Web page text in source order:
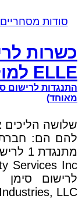
סודות מסחריים
כשרות
ELLE למול ELLA
מאוחד)
שלושה הליכים
Industries, LLC מבקשת